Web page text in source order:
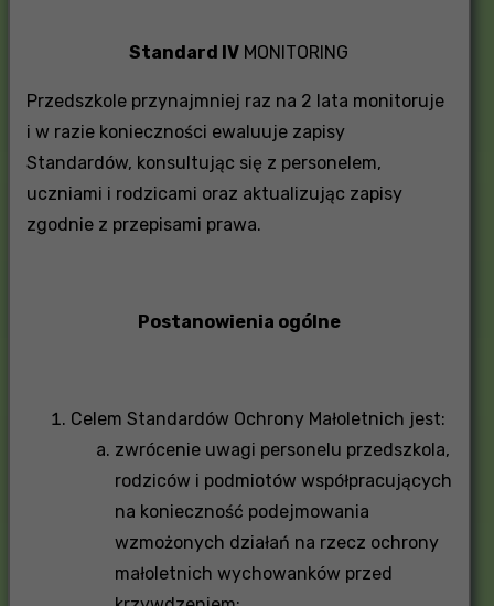
Standard IV MONITORING
Przedszkole przynajmniej raz na 2 lata monitoruje
i w razie konieczności ewaluuje zapisy
Standardów, konsultując się z personelem,
uczniami i rodzicami oraz aktualizując zapisy
zgodnie z przepisami prawa.
Postanowienia ogólne
Celem Standardów Ochrony Małoletnich jest:
zwrócenie uwagi personelu przedszkola,
rodziców i podmiotów współpracujących
na konieczność podejmowania
wzmożonych działań na rzecz ochrony
małoletnich wychowanków przed